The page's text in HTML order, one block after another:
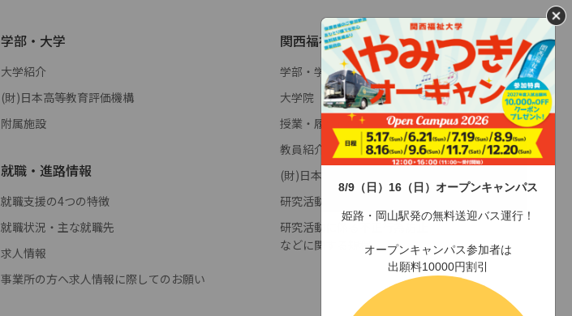
8/9（日）16（日）オープンキャンパス
姫路・岡山駅発の無料送迎バス運行！
オープンキャンパス参加者は
出願料10000円割引
学部・大学
大学紹介
(財)日本高等教育評価機構
附属施設
就職・進路情報
就職支援の4つの特徴
就職状況・主な就職先
求人情報
事業所の方へ求人情報に際してのお願い
関西福祉大学について
学部・学科概要
大学院
授業・履修(学年暦)
教員紹介
(財)日本高等教育評価機構
研究活動に係る不正行為調査申立窓口
研究活動に係る不正行為防止
などに関する規程